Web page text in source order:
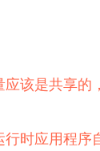
应该是共享的
行时应用程序